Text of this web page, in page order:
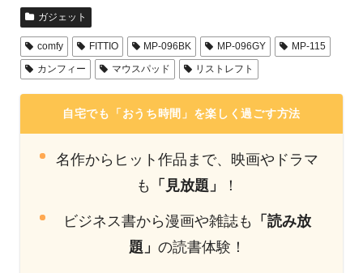
ガジェット
comfy FITTIO MP-096BK MP-096GY
MP-115
カンフィー
マウスパッド リストレフト
自宅でも「おうち時間」を楽しく過ごす方法
名作からヒット作品まで、映画やドラマ
も
「見放題」 ！
ビジネス書から漫画や雑誌も
「読み放
題」の読書体験！